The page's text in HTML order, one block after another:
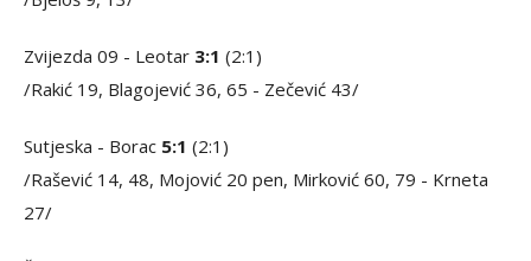
Zvijezda 09 - Leotar 3:1 (2:1)
/Rakić 19, Blagojević 36, 65 - Zečević 43/
Sutjeska - Borac 5:1 (2:1)
/Rašević 14, 48, Mojović 20 pen, Mirković 60, 79 - Krneta
27/